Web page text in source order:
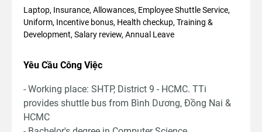
Laptop, Insurance, Allowances, Employee Shuttle Service,
Uniform, Incentive bonus, Health checkup, Training &
Development, Salary review, Annual Leave
Yêu Cầu Công Việc
- Working place: SHTP, District 9 - HCMC. TTi
provides shuttle bus from Bình Dương, Đồng Nai &
HCMC